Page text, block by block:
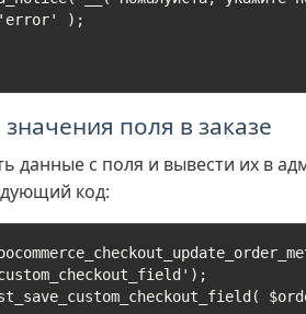
'error' );
поля в заказе
данные с поля и вывести их в
код: